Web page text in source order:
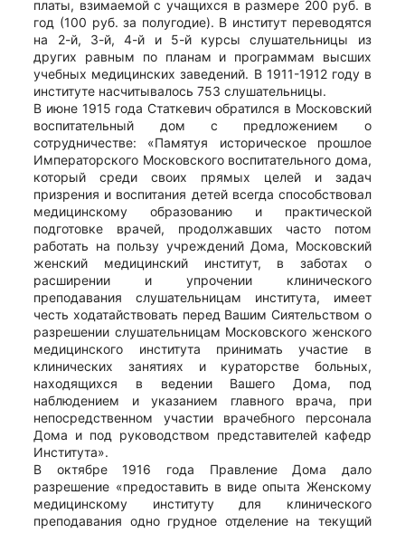
платы, взимаемой с учащихся в размере 200 руб. в
год (100 руб. за полугодие). В институт переводятся
на 2-й, 3-й, 4-й и 5-й курсы слушательницы из
других равным по планам и программам высших
учебных медицинских заведений. В 1911-1912 году в
институте насчитывалось 753 слушательницы.
В июне 1915 года Статкевич обратился в Московский
воспитательный дом с предложением о
сотрудничестве: «Памятуя историческое прошлое
Императорского Московского воспитательного дома,
который среди своих прямых целей и задач
призрения и воспитания детей всегда способствовал
медицинскому образованию и практической
подготовке врачей, продолжавших часто потом
работать на пользу учреждений Дома, Московский
женский медицинский институт, в заботах о
расширении и упрочении клинического
преподавания слушательницам института, имеет
честь ходатайствовать перед Вашим Сиятельством о
разрешении слушательницам Московского женского
медицинского института принимать участие в
клинических занятиях и кураторстве больных,
находящихся в ведении Вашего Дома, под
наблюдением и указанием главного врача, при
непосредственном участии врачебного персонала
Дома и под руководством представителей кафедр
Института».
В октябре 1916 года Правление Дома дало
разрешение «предоставить в виде опыта Женскому
медицинскому институту для клинического
преподавания одно грудное отделение на текущий